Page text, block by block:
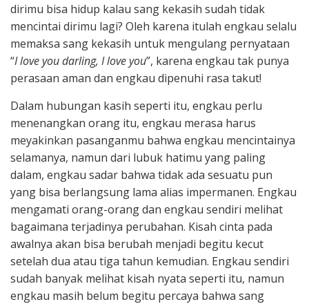
dirimu bisa hidup kalau sang kekasih sudah tidak
mencintai dirimu lagi? Oleh karena itulah engkau selalu
memaksa sang kekasih untuk mengulang pernyataan
“I love you darling, I love you”, karena engkau tak punya
perasaan aman dan engkau dipenuhi rasa takut!
Dalam hubungan kasih seperti itu, engkau perlu
menenangkan orang itu, engkau merasa harus
meyakinkan pasanganmu bahwa engkau mencintainya
selamanya, namun dari lubuk hatimu yang paling
dalam, engkau sadar bahwa tidak ada sesuatu pun
yang bisa berlangsung lama alias impermanen. Engkau
mengamati orang-orang dan engkau sendiri melihat
bagaimana terjadinya perubahan. Kisah cinta pada
awalnya akan bisa berubah menjadi begitu kecut
setelah dua atau tiga tahun kemudian. Engkau sendiri
sudah banyak melihat kisah nyata seperti itu, namun
engkau masih belum begitu percaya bahwa sang